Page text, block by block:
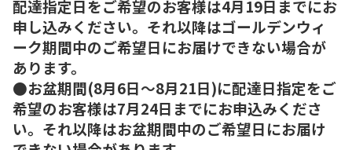
配達指定日をご希望のお客様は4月19日までにお
申し込みください。それ以降はゴールデンウィ
ーク期間中のご希望日にお届けできない場合が
あります。
●お盆期間(8月6日～8月21日)に配達日指定をご
希望のお客様は7月24日までにお申込みくださ
い。それ以降はお盆期間中のご希望日にお届け